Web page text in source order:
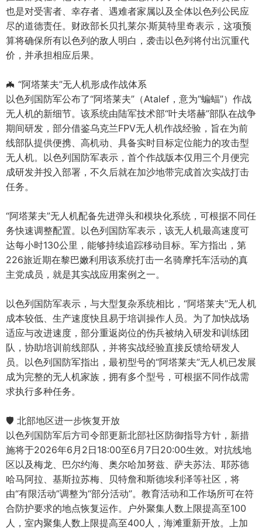
也是对受害者、幸存者、遇难者家属以及全体以色列公民应
尽的道德责任。财政部长贝扎莱尔·斯莫特里奇表示，这项预
算将确保所有以色列的敌人明白，袭击以色列将付出沉重代
价，并承担相应后果。
🦇 “阿塔莱夫”无人机形成作战体系
以色列国防军公布了“阿塔莱夫”（Atalef，意为“蝙蝠”）作战
无人机的新细节。该系统由陆军技术部“叶夫塔赫”部队在战争
期间研发，部分借鉴乌克兰FPV无人机作战经验，旨在为前
线部队提供便携、高机动、具备实时目标定位能力的攻击型
无人机。以色列国防军表示，首个作战版本仅用三个月便完
成研发并投入部署，不久后就在加沙地带完成首次实战打击
任务。
“阿塔莱夫”无人机配备先进弹头和模块化系统，可根据不同任
务快速调整配置。以色列国防军表示，该无人机最高速度可
达每小时130公里，能够持续追踪移动目标。军方指出，第
226旅近期在黎巴嫩利用该系统打击一名骑摩托车活动的真
主党成员，就是其实战应用案例之一。
以色列国防军表示，与大型复杂系统相比，“阿塔莱夫”无人机
成本较低、生产速度快且易于培训操作人员。为了加快战场
适应与改进速度，部分重返岗位的伤兵被纳入研发和训练团
队，协助培训前线部队，并将实战经验直接反馈给研发人
员。以色列国防军指出，最初型号的“阿塔莱夫”无人机已发展
成为完整的无人机家族，拥有多个型号，可根据不同作战需
求执行多种任务。
🛡️ 北部地区进一步恢复开放
以色列国防军后方司令部更新北部社区防御指导方针，新措
施将于2026年6月2日18:00至6月7日20:00生效。对抗线地
区以及梅龙、巴尔约海、奥尔哈加努兹、萨夫苏法、耶苏德
哈马阿拉、基斯拉苏梅、贝特詹和斯德埃利泽等社区，将
由“有限活动”调整为“部分活动”。教育活动和工作场所可在符
合防护要求的地点恢复运作。户外聚集人数上限提高至100
人，室内聚集人数上限提高至400人，海滩重新开放。上加